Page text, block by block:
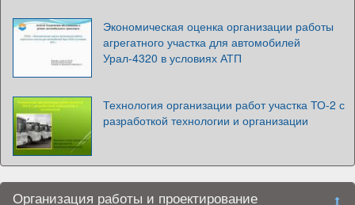
Экономическая оценка организации работы
агрегатного участка для автомобилей
Урал-4320 в условиях АТП
Технология организации работ участка ТО-2 с
разработкой технологии и организации
Организация работы и проектирование